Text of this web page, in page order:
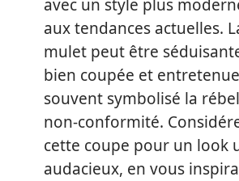
avec un style plus
aux tendances actuelles.
mulet peut être
bien coupée et
souvent symbolisé la
non-conformité.
cette coupe pour un look
audacieux, en vous